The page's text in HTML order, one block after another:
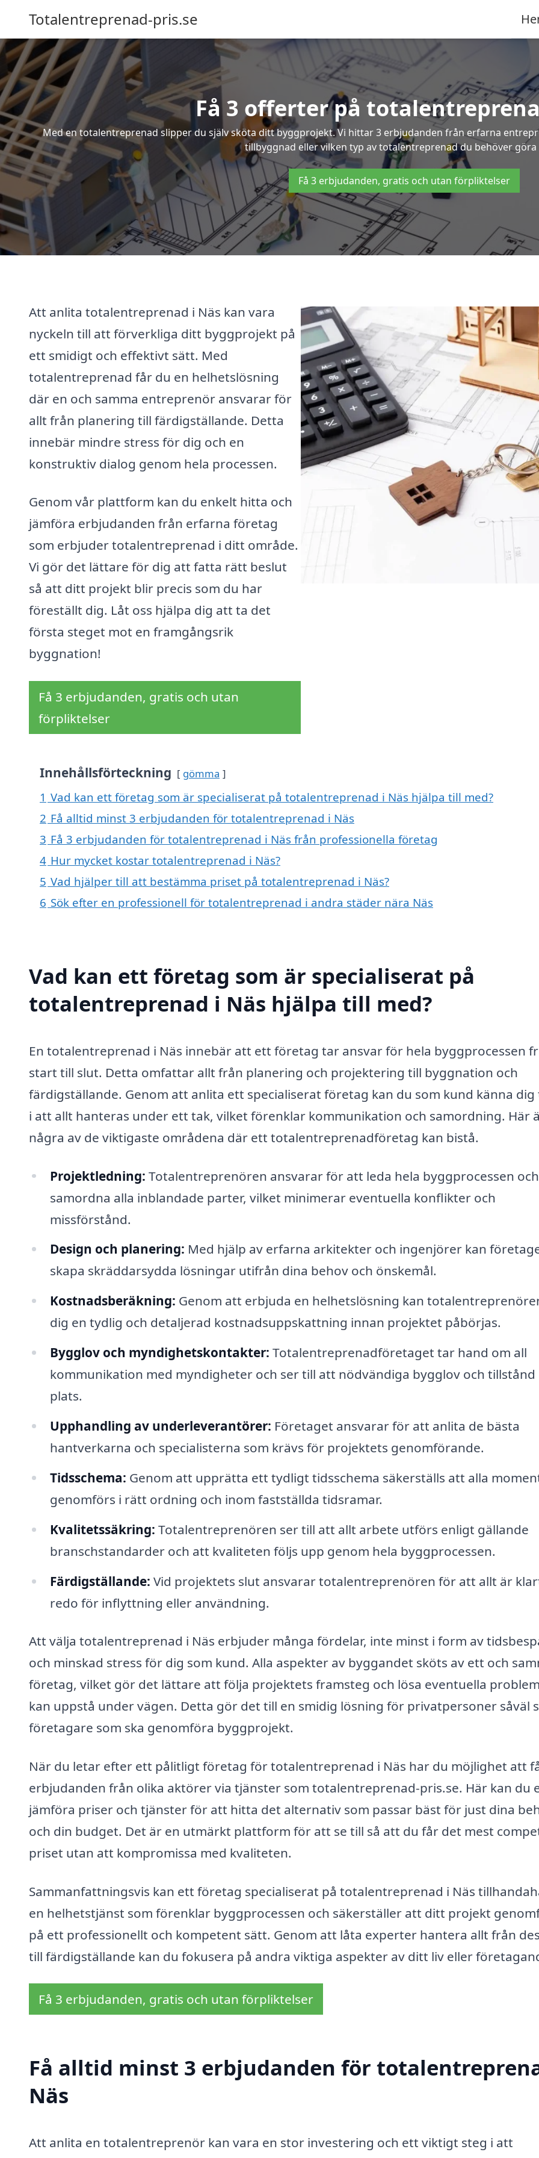
Totalentreprenad-pris.se
Få 3 offerter på
Med en totalentreprenad slipper du själv sköta ditt byggprojekt. Vi hittar 3 erbjudanden från erfarna
tillbyggnad eller vilken typ av totalentreprenad du behöver göra
Få 3 erbjudanden, gratis och utan förpliktelser
Att anlita totalentreprenad i Näs kan vara
nyckeln till att förverkliga ditt byggprojekt på
ett smidigt och effektivt sätt. Med
totalentreprenad får du en helhetslösning
där en och samma entreprenör ansvarar för
allt från planering till färdigställande. Detta
innebär mindre stress för dig och en
konstruktiv dialog genom hela processen.
Genom vår plattform kan du enkelt hitta och
jämföra erbjudanden från erfarna företag
som erbjuder totalentreprenad i ditt område.
Vi gör det lättare för dig att fatta rätt beslut
så att ditt projekt blir precis som du har
föreställt dig. Låt oss hjälpa dig att ta det
första steget mot en framgångsrik
byggnation!
Få 3 erbjudanden, gratis och utan
förpliktelser
Innehållsförteckning gömma
1 Vad kan ett företag som är specialiserat på totalentreprenad i Näs hjälpa till med?
2 Få alltid minst 3 erbjudanden för totalentreprenad i Näs
3 Få 3 erbjudanden för totalentreprenad i Näs från professionella företag
4 Hur mycket kostar totalentreprenad i Näs?
5 Vad hjälper till att bestämma priset på totalentreprenad i Näs?
6 Sök efter en professionell för totalentreprenad i andra städer nära Näs
Vad kan ett företag som är specialiserat på
totalentreprenad i Näs hjälpa till med?
En totalentreprenad i Näs innebär att ett företag tar ansvar för hela byggprocessen
start till slut. Detta omfattar allt från planering och projektering till byggnation och
färdigställande. Genom att anlita ett specialiserat företag kan du som kund känna
i att allt hanteras under ett tak, vilket förenklar kommunikation och samordning. Här
några av de viktigaste områdena där ett totalentreprenadföretag kan bistå.
Projektledning: Totalentreprenören ansvarar för att leda hela byggprocessen och
samordna alla inblandade parter, vilket minimerar eventuella konflikter och
missförstånd.
Design och planering: Med hjälp av erfarna arkitekter och ingenjörer kan
skapa skräddarsydda lösningar utifrån dina behov och önskemål.
Kostnadsberäkning: Genom att erbjuda en helhetslösning kan
dig en tydlig och detaljerad kostnadsuppskattning innan projektet påbörjas.
Bygglov och myndighetskontakter: Totalentreprenadföretaget tar hand om all
kommunikation med myndigheter och ser till att nödvändiga bygglov och tillstånd
plats.
Upphandling av underleverantörer: Företaget ansvarar för att anlita de bästa
hantverkarna och specialisterna som krävs för projektets genomförande.
Tidsschema: Genom att upprätta ett tydligt tidsschema säkerställs att alla
genomförs i rätt ordning och inom fastställda tidsramar.
Kvalitetssäkring: Totalentreprenören ser till att allt arbete utförs enligt gällande
branschstandarder och att kvaliteten följs upp genom hela byggprocessen.
Färdigställande: Vid projektets slut ansvarar totalentreprenören för att allt är
redo för inflyttning eller användning.
Att välja totalentreprenad i Näs erbjuder många fördelar, inte minst i form av
och minskad stress för dig som kund. Alla aspekter av byggandet sköts av ett och
företag, vilket gör det lättare att följa projektets framsteg och lösa eventuella
kan uppstå under vägen. Detta gör det till en smidig lösning för privatpersoner såväl
företagare som ska genomföra byggprojekt.
När du letar efter ett pålitligt företag för totalentreprenad i Näs har du möjlighet att
erbjudanden från olika aktörer via tjänster som totalentreprenad-pris.se. Här kan du
jämföra priser och tjänster för att hitta det alternativ som passar bäst för just dina
och din budget. Det är en utmärkt plattform för att se till så att du får det mest
priset utan att kompromissa med kvaliteten.
Sammanfattningsvis kan ett företag specialiserat på totalentreprenad i Näs
en helhetstjänst som förenklar byggprocessen och säkerställer att ditt projekt
på ett professionellt och kompetent sätt. Genom att låta experter hantera allt från
till färdigställande kan du fokusera på andra viktiga aspekter av ditt liv eller
Få 3 erbjudanden, gratis och utan förpliktelser
Få alltid minst 3 erbjudanden för
Näs
Att anlita en totalentreprenör kan vara en stor investering och ett viktigt steg i att